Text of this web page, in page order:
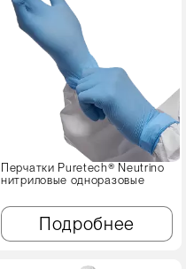
Перчатки Puretech® Neutrino
нитриловые одноразовые
Подробнее